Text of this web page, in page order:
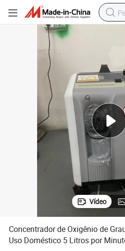
Litros por Minuto
Concentrador de Oxigênio de Grau
Vídeo
Concentrador de Oxigênio de
Uso Doméstico 5 Litros por